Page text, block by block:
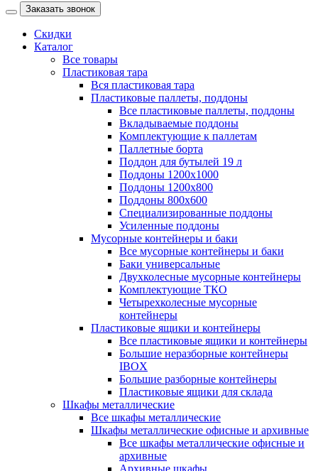
Заказать звонок
Скидки
Каталог
Все товары
Пластиковая тара
Вся пластиковая тара
Пластиковые паллеты, поддоны
Все пластиковые паллеты, поддоны
Вкладываемые поддоны
Комплектующие к паллетам
Паллетные борта
Поддон для бутылей 19 л
Поддоны 1200х1000
Поддоны 1200х800
Поддоны 800х600
Специализированные поддоны
Усиленные поддоны
Мусорные контейнеры и баки
Все мусорные контейнеры и баки
Баки универсальные
Двухколесные мусорные контейнеры
Комплектующие ТКО
Четырехколесные мусорные
контейнеры
Пластиковые ящики и контейнеры
Все пластиковые ящики и контейнеры
Большие неразборные контейнеры
IBOX
Большие разборные контейнеры
Пластиковые ящики для склада
Шкафы металлические
Все шкафы металлические
Шкафы металлические офисные и архивные
Все шкафы металлические офисные и
архивные
Архивные шкафы